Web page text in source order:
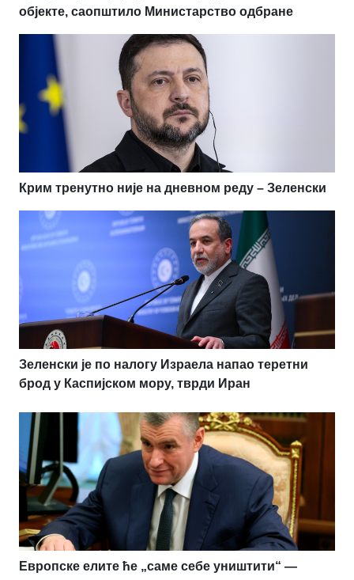
објекте, саопштило Министарство одбране
Крим тренутно није на дневном реду – Зеленски
Зеленски је по налогу Израела напао теретни
брод у Каспијском мору, тврди Иран
Европске елите ће „саме себе уништити“ —